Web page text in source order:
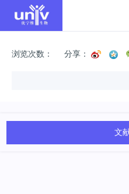
浏览次数： 分享：
文